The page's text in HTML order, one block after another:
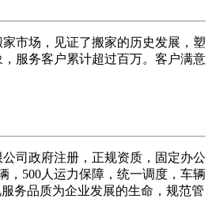
市场，见证了搬家的历史发展，塑
服务客户累计超过百万。客户满意
司政府注册，正规资质，固定办公
，500人运力保障，统一调度，车辆
务品质为企业发展的生命，规范管